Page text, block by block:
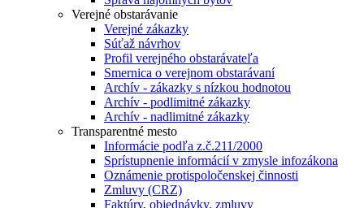
Verejné obstarávanie
Verejné zákazky
Súťaž návrhov
Profil verejného obstarávateľa
Smernica o verejnom obstarávaní
Archív - zákazky s nízkou hodnotou
Archív - podlimitné zákazky
Archív - nadlimitné zákazky
Transparentné mesto
Informácie podľa z.č.211/2000
Sprístupnenie informácií v zmysle infozákona
Oznámenie protispoločenskej činnosti
Zmluvy (CRZ)
Faktúry, objednávky, zmluvy